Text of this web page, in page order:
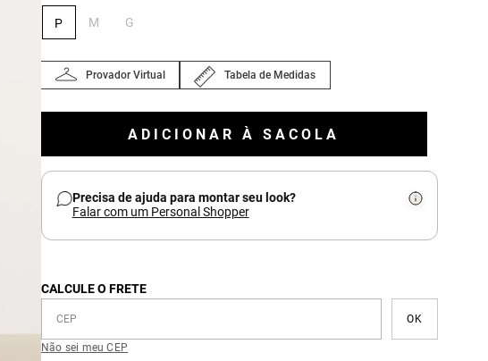
P M G
Provador Virtual Tabela de Medidas
ADICIONAR À SACOLA
Precisa de ajuda para montar seu look?
Falar com um Personal Shopper
CALCULE O FRETE
Não sei meu CEP